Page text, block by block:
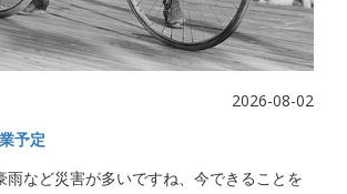
2026-08-02
予定
雨など災害が多いですね、今できることを